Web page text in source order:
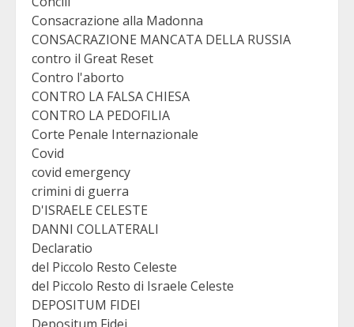
Consacrazione alla Madonna
CONSACRAZIONE MANCATA DELLA RUSSIA
contro il Great Reset
Contro l'aborto
CONTRO LA FALSA CHIESA
CONTRO LA PEDOFILIA
Corte Penale Internazionale
Covid
covid emergency
crimini di guerra
D'ISRAELE CELESTE
DANNI COLLATERALI
Declaratio
del Piccolo Resto Celeste
del Piccolo Resto di Israele Celeste
DEPOSITUM FIDEI